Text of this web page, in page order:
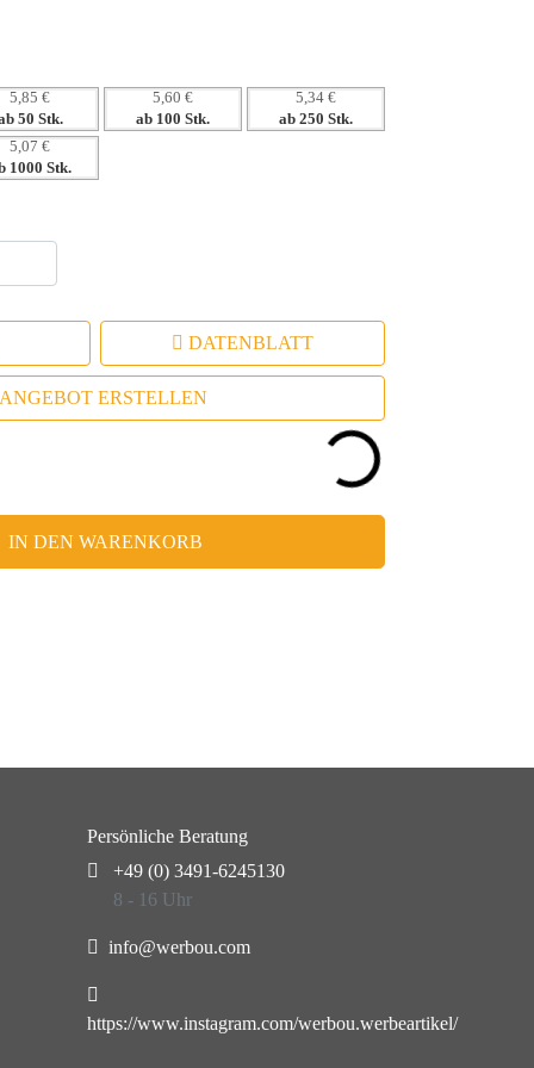
im Müll landet
5,85 €
50 Stk.
5,60 €
ab 100 Stk.
5,34 €
ab 250 Stk.
5,07 €
1000 Stk.
DATENBLATT
ANGEBOT ERSTELLEN
IN DEN WARENKORB
Persönliche Beratung
+49 (0) 3491-6245130
8 - 16 Uhr
info@werbou.com
https://www.instagram.com/werbou.werbeartikel/